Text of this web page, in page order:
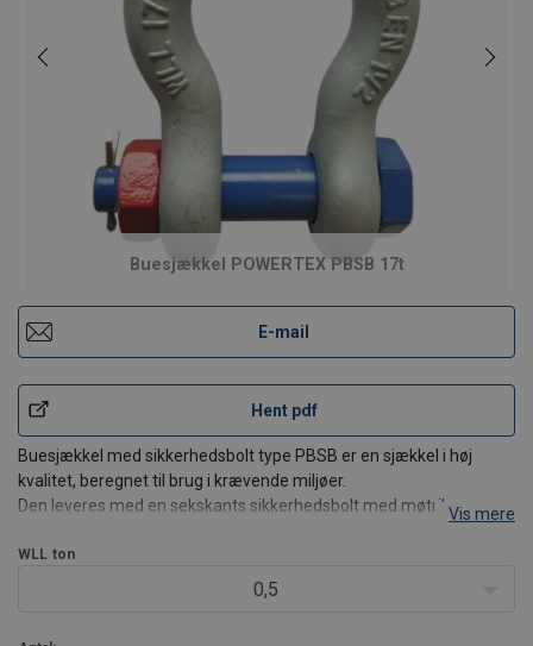
Buesjækkel POWERTEX PBSB 17t
E-mail
Hent pdf
Buesjækkel med sikkerhedsbolt type PBSB er en sjækkel i høj
kvalitet, beregnet til brug i krævende miljøer.
Den leveres med en sekskants sikkerhedsbolt med møtrik og
Sjæklen er i overensstemmelse med EN 13889 og opfylder
ydelseskravene i US Federal Specification RR-C-271 T
Vis mere
WLL ton
0,5